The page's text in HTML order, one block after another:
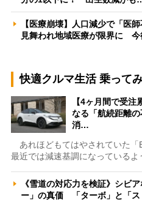
【医療崩壊】人口減少で「医
見舞われ地域医療が限界に
快適クルマ生活 乗って
【4ヶ月間で受
なる「航続距離
消…
あれほどもてはやされていた「
最近では減速基調になっているよ
《雪道の対応力を検証》シビ
ー」の真価 「ターボ」と「